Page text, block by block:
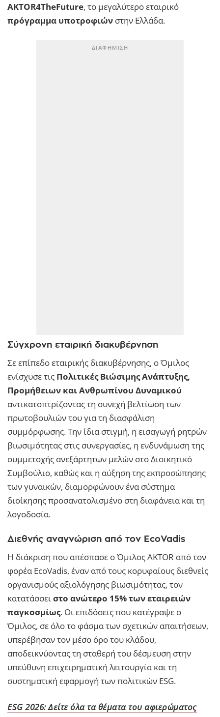
AKTOR4TheFuture, το μεγαλύτερο εταιρικό
πρόγραμμα υποτροφιών στην Ελλάδα.
Σύγχρονη εταιρική διακυβέρνηση
Σε επίπεδο εταιρικής διακυβέρνησης, ο Όμιλος
ενίσχυσε τις Πολιτικές Βιώσιμης Ανάπτυξης,
Προμήθειων και Ανθρωπίνου Δυναμικού
αντικατοπτρίζοντας τη συνεχή βελτίωση των
πρωτοβουλιών του για τη διασφάλιση
συμμόρφωσης. Την ίδια στιγμή, η εισαγωγή ρητρών
βιωσιμότητας στις συνεργασίες, η ενδυνάμωση της
συμμετοχής ανεξάρτητων μελών στο Διοικητικό
Συμβούλιο, καθώς και η αύξηση της εκπροσώπησης
των γυναικών, διαμορφώνουν ένα σύστημα
διοίκησης προσανατολισμένο στη διαφάνεια και τη
λογοδοσία.
Διεθνής αναγνώριση από τον EcoVadis
Η διάκριση που απέσπασε ο Όμιλος AKTOR από τον
φορέα EcoVadis, έναν από τους κορυφαίους διεθνείς
οργανισμούς αξιολόγησης βιωσιμότητας, τον
κατατάσσειστο ανώτερο 15% των εταιρειών
παγκοσμίως. Οι επιδόσεις που κατέγραψε ο
Όμιλος, σε όλο το φάσμα των σχετικών απαιτήσεων,
υπερέβησαν τον μέσο όρο του κλάδου,
αποδεικνύοντας τη σταθερή του δέσμευση στην
υπεύθυνη επιχειρηματική λειτουργία και τη
συστηματική εφαρμογή των πολιτικών ESG.
ESG 2026: Δείτε όλα τα θέματα του αφιερώματος